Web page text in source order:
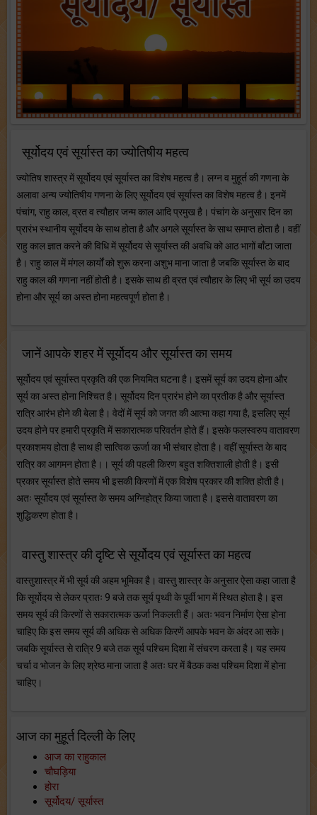
सूर्योदय एवं सूर्यास्त का ज्योतिषीय महत्व
ज्योतिष शास्त्र में सूर्योदय एवं सूर्यास्त का विशेष महत्व है। लग्न व मुहूर्त की गणना के
अलावा अन्य ज्योतिषीय गणना के लिए सूर्योदय एवं सूर्यास्त का विशेष महत्व है। इनमें
पंचांग, राहु काल, व्रत व त्यौहार जन्म काल आदि प्रमुख है। पंचांग के अनुसार दिन का
प्रारंभ स्थानीय सूर्योदय के साथ होता है और अगले सूर्यास्त के साथ समाप्त होता है। वहीं
राहु काल ज्ञात करने की विधि में सूर्योदय से सूर्यास्त की अवधि को आठ भागों बाँटा जाता
है। राहु काल में मंगल कार्यों को शुरू करना अशुभ माना जाता है जबकि सूर्यास्त के बाद
राहु काल की गणना नहीं होती है। इसके साथ ही व्रत एवं त्यौहार के लिए भी सूर्य का उदय
होना और सूर्य का अस्त होना महत्वपूर्ण होता है।
जानें आपके शहर में सूर्योदय और सूर्यास्त का समय
सूर्योदय एवं सूर्यास्त प्रकृति की एक नियमित घटना है। इसमें सूर्य का उदय होना और
सूर्य का अस्त होना निश्चित है। सूर्योदय दिन प्रारंभ होने का प्रतीक है और सूर्यास्त
रात्रि आरंभ होने की बेला है। वेदों में सूर्य को जगत की आत्मा कहा गया है, इसलिए सूर्य
उदय होने पर हमारी प्रकृति में सकारात्मक परिवर्तन होते हैं। इसके फलस्वरुप वातावरण
प्रकाशमय होता है साथ ही सात्विक ऊर्जा का भी संचार होता है। वहीं सूर्यास्त के बाद
रात्रि का आगमन होता है।। सूर्य की पहली किरण बहुत शक्तिशाली होती है। इसी
प्रकार सूर्यास्त होते समय भी इसकी किरणों में एक विशेष प्रकार की शक्ति होती है।
अतः सूर्योदय एवं सूर्यास्त के समय अग्निहोत्र किया जाता है। इससे वातावरण का
शुद्धिकरण होता है।
वास्तु शास्त्र की दृष्टि से सूर्योदय एवं सूर्यास्त का महत्व
वास्तुशास्त्र में भी सूर्य की अहम भूमिका है। वास्तु शास्त्र के अनुसार ऐसा कहा जाता है
कि सूर्योदय से लेकर प्रातः 9 बजे तक सूर्य पृथ्वी के पूर्वी भाग में स्थित होता है। इस
समय सूर्य की किरणों से सकारात्मक ऊर्जा निकलती हैं। अतः भवन निर्माण ऐसा होना
चाहिए कि इस समय सूर्य की अधिक से अधिक किरणें आपके भवन के अंदर आ सके।
जबकि सूर्यास्त से रात्रि 9 बजे तक सूर्य पश्चिम दिशा में संचरण करता है। यह समय
चर्चा व भोजन के लिए श्रेष्ठ माना जाता है अतः घर में बैठक कक्ष पश्चिम दिशा में होना
चाहिए।
आज का मुहूर्त दिल्ली के लिए
आज का राहुकाल
चौघड़िया
होरा
सूर्योदय/ सूर्यास्त